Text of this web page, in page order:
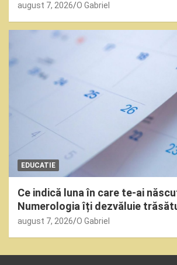
august 7, 2026 O Gabriel
EDUCATIE
Ce indică luna în care te-ai
Numerologia îți dezvăluie
august 7, 2026 O Gabriel